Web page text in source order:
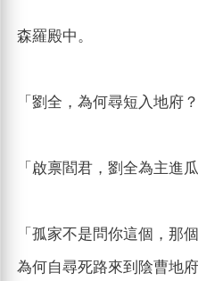
森羅殿中。
「劉全，為何尋短入地府？
「啟禀閻君，劉全為主進
「孤家不是問你這個，那
為何自尋死路來到陰曹地府